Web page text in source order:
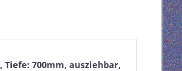
700mm, ausziehbar,